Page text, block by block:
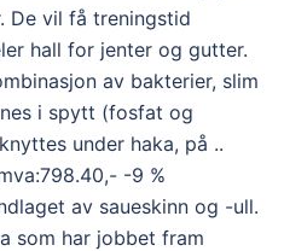
De vil få treningstid
hall for jenter og gutter.
av bakterier, slim
i spytt (fosfat og
under haka, på ..
-9 %
av saueskinn og -ull.
som har jobbet fram